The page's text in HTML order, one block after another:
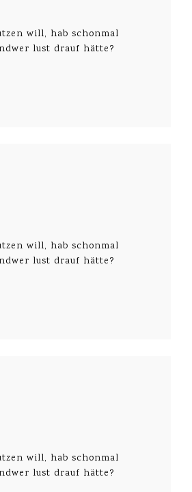
will, hab schonmal
lust drauf hätte?
will, hab schonmal
lust drauf hätte?
will, hab schonmal
lust drauf hätte?